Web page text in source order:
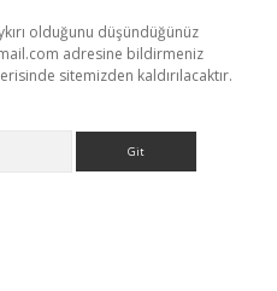
olduğunu düşündüğünüz
adresine bildirmeniz
sitemizden kaldırılacaktır.